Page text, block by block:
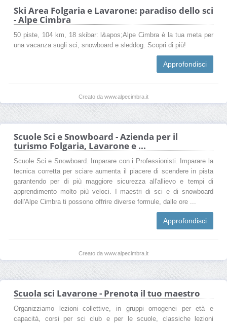
Ski Area Folgaria e Lavarone: paradiso dello sci
- Alpe Cimbra
50 piste, 104 km, 18 skibar: l&apos;Alpe Cimbra è la tua meta per
una vacanza sugli sci, snowboard e sleddog. Scopri di più!
Approfondisci
Creato da www.alpecimbra.it
Scuole Sci e Snowboard - Azienda per il
turismo Folgaria, Lavarone e ...
Scuole Sci e Snowboard. Imparare con i Professionisti. Imparare la
tecnica corretta per sciare aumenta il piacere di scendere in pista
garantendo per di più maggiore sicurezza all'allievo e tempi di
apprendimento molto più veloci. I maestri di sci e di snowboard
dell'Alpe Cimbra ti possono offrire diverse formule, dalle ore ...
Approfondisci
Creato da www.alpecimbra.it
Scuola sci Lavarone - Prenota il tuo maestro
Organizziamo lezioni collettive, in gruppi omogenei per età e
capacità, corsi per sci club e per le scuole, classiche lezioni